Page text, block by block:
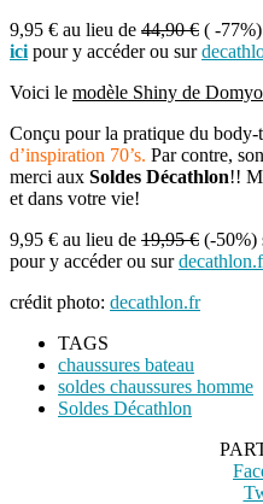
9,95 € au lieu de 44,90 € ( -
ici pour y accéder ou sur
Voici le modèle Shiny de
Conçu pour la pratique du body-
d’inspiration 70’s. Par contre,
merci aux Soldes Décathlon!!
et dans votre vie!
9,95 € au lieu de 19,95 € (-50%)
pour y accéder ou sur
crédit photo: decathlon.fr
TAGS
chaussures bateau
soldes chaussures homme
Soldes Décathlon